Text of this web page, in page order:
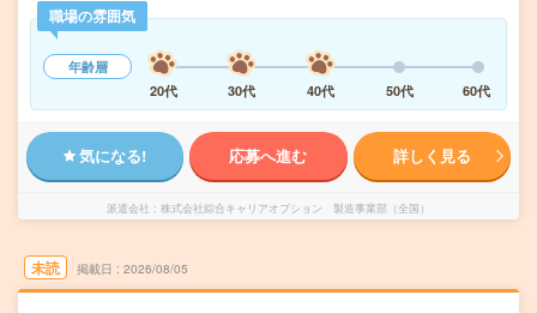
職場の雰囲気
年齢層
20代
30代 40代 50代 60代
気になる! 応募へ進む 詳しく見る
派遣会社 株式会社綜合キャリアオプション 製造事業部（全国）
未読 掲載日 2026/08/05